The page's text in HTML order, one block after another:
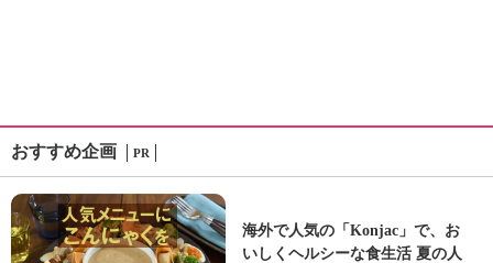
おすすめ企画 PR
海外で人気の「Konjac」で、お
いしくヘルシーな食生活 夏の人